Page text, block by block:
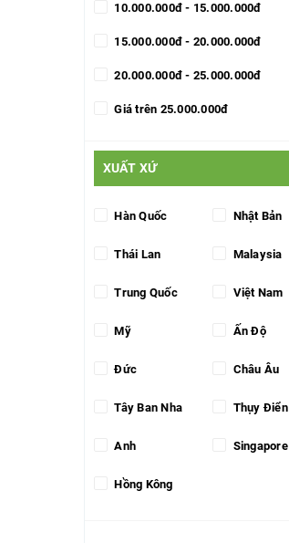
10.000.000đ - 15.000.000đ
15.000.000đ - 20.000.000đ
20.000.000đ - 25.000.000đ
Giá trên 25.000.000đ
XUẤT XỨ
Hàn Quốc Nhật Bản
Thái Lan Malaysia
Trung Quốc Việt Nam
Mỹ Ấn Độ
Đức Châu Âu
Tây Ban Nha Thụy Điển
Anh Singapore
Hồng Kông